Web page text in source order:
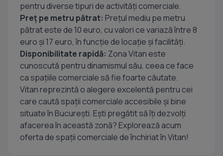
pentru diverse tipuri de activități comerciale.
Preț pe metru pătrat: Prețul mediu pe metru
pătrat este de 10 euro, cu valori ce variază între 8
euro și 17 euro, în funcție de locație și facilități.
Disponibilitate rapidă: Zona Vitan este
cunoscută pentru dinamismul său, ceea ce face
ca spațiile comerciale să fie foarte căutate.
Vitan reprezintă o alegere excelentă pentru cei
care caută spații comerciale accesibile și bine
situate în București. Ești pregătit să îți dezvolți
afacerea în această zonă? Explorează acum
oferta de spații comerciale de închiriat în Vitan!